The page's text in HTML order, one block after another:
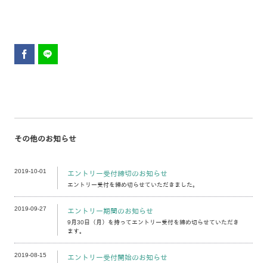
その他のお知らせ
2019-10-01 エントリー受付締切のお知らせ
エントリー受付を締め切らせていただきました。
2019-09-27 エントリー期間のお知らせ
9月30日（月）を持ってエントリー受付を締め切らせていただき
ます。
2019-08-15 エントリー受付開始のお知らせ